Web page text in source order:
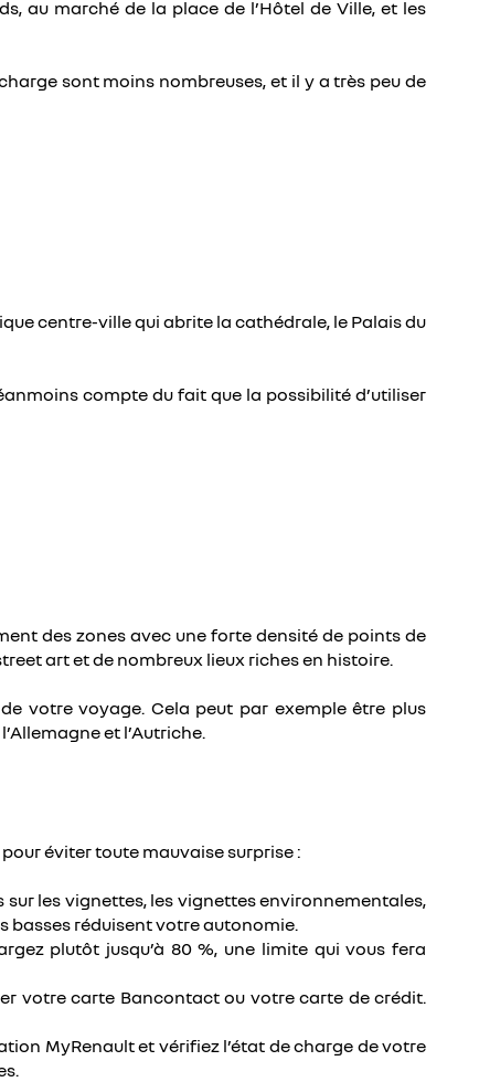
au marché de la place de l’Hôtel de Ville, et les
sont moins nombreuses, et il y a très peu de
centre-ville qui abrite la cathédrale, le Palais du
compte du fait que la possibilité d’utiliser
des zones avec une forte densité de points de
art et de nombreux lieux riches en histoire.
votre voyage. Cela peut par exemple être plus
et l’Autriche.
éviter toute mauvaise surprise :
les vignettes, les vignettes environnementales,
basses réduisent votre autonomie.
plutôt jusqu’à 80 %, une limite qui vous fera
votre carte Bancontact ou votre carte de crédit.
MyRenault et vérifiez l’état de charge de votre